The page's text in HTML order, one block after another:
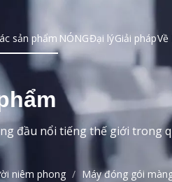
sản phẩm NÓNGĐại lýGiải phápVề
đầu nổi tiếng thế giới trong
niêm phong / Máy đóng gói